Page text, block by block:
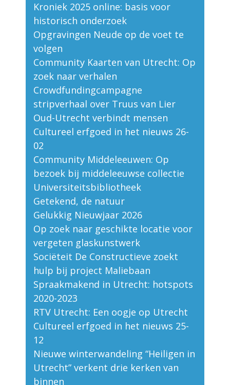
Kroniek 2025 online: basis voor
historisch onderzoek
Opgravingen Neude op de voet te
volgen
Community Kaarten van Utrecht: Op
zoek naar verhalen
Crowdfundingcampagne
stripverhaal over Truus van Lier
Oud-Utrecht verbindt mensen
Cultureel erfgoed in het nieuws 26-
02
Community Middeleeuwen: Op
bezoek bij middeleeuwse collectie
Universiteitsbibliotheek
Getekend, de natuur
Gelukkig Nieuwjaar 2026
Op zoek naar geschikte locatie voor
vergeten glaskunstwerk
Sociëteit De Constructieve zoekt
hulp bij project Maliebaan
Spraakmakend in Utrecht: hotspots
2020-2023
RTV Utrecht: Een oogje op Utrecht
Cultureel erfgoed in het nieuws 25-
12
Nieuwe winterwandeling “Heiligen in
Utrecht” verkent drie kerken van
binnen